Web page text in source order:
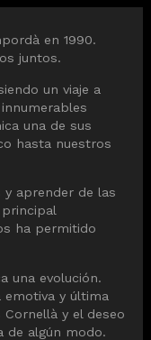
en 1990.
juntos.
un viaje a
una de sus
hasta nuestros
aprender de las
ha permitido
una evolución.
y última
y el deseo
de algún modo.